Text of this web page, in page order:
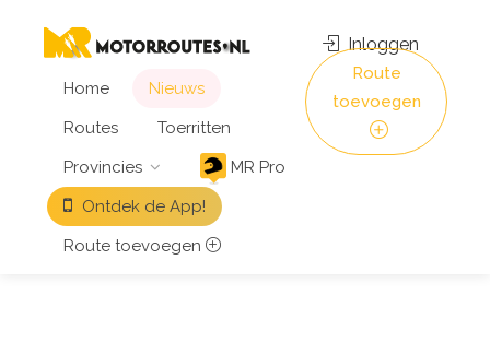
Home
Nieuws
Routes
Toerritten
Provincies
MR Pro
Ontdek de App!
Route toevoegen
Inloggen
Route
toevoegen